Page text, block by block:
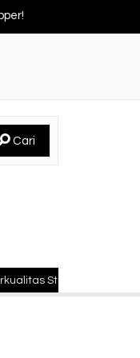
Cari
Standar Nasional